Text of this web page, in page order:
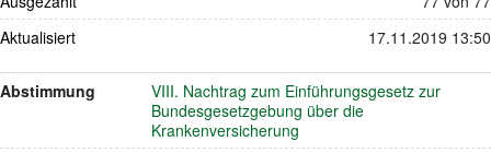
Aktualisiert
17.11.2019 13:50
Abstimmung
VIII. Nachtrag zum Einführungsgesetz zur
Bundesgesetzgebung über die
Krankenversicherung